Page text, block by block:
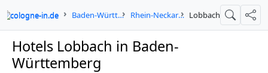
cologne-in.de Baden-Württemberg Rhein-Neckar-Kreis Lobbach Suche
Hotels Lobbach in Baden-
Württemberg